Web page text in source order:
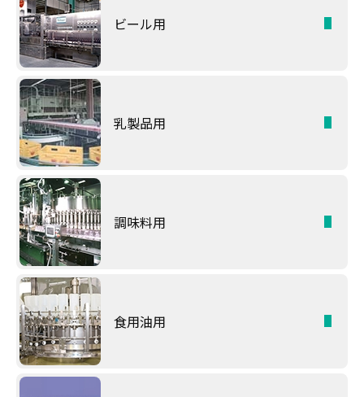
ビール用
乳製品用
調味料用
食用油用